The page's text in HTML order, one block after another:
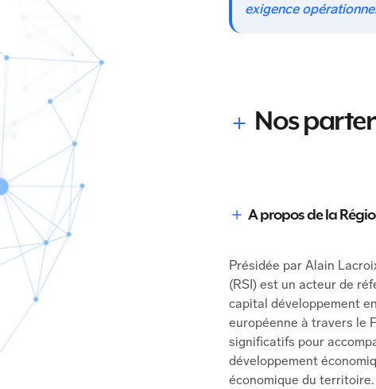
exigence
Nos
A propos de la
Présidée par Alain
(RSI) est un acteur de
capital développement
européenne à travers le
significatifs pour
développement
économique du territoire.